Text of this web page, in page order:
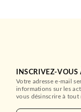
INSCRIVEZ-
Votre adresse e-mail
informations sur les
vous désinscrire à